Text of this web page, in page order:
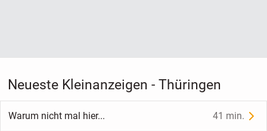
Neueste Kleinanzeigen - Thüringen
Warum nicht mal hier... 41 min.